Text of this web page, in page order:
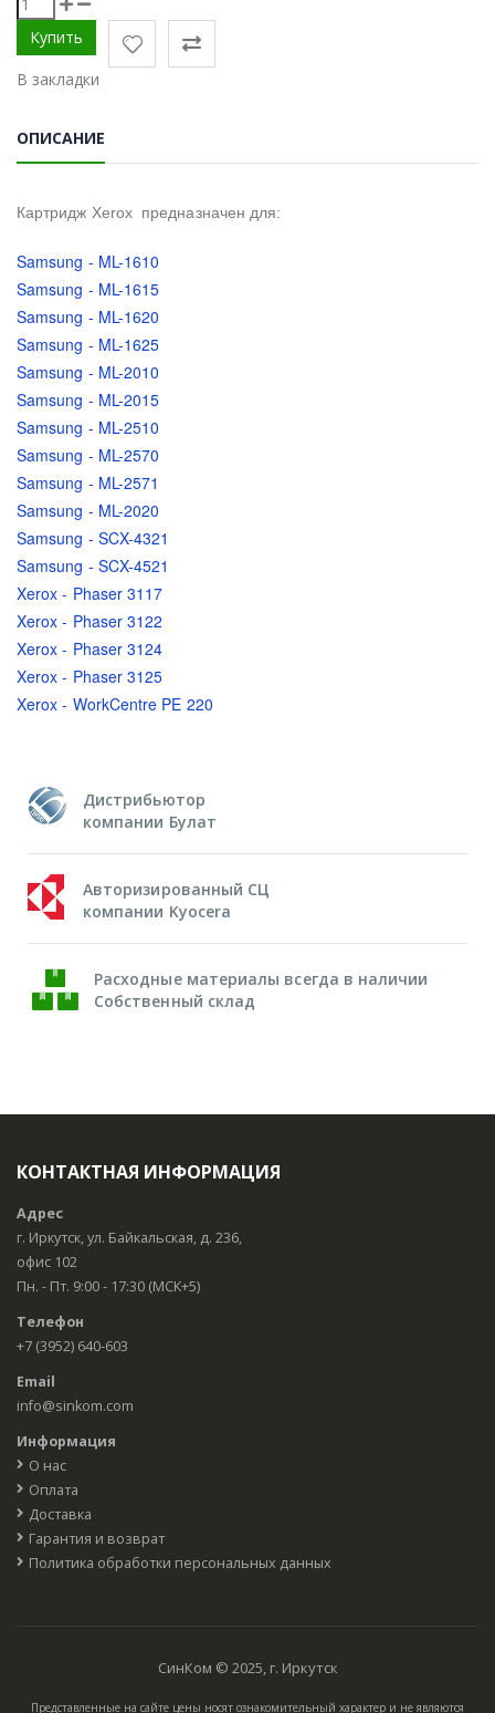
В закладки
ОПИСАНИЕ
Картридж Xerox предназначен для:
Samsung - ML-1610
Samsung - ML-1615
Samsung - ML-1620
Samsung - ML-1625
Samsung - ML-2010
Samsung - ML-2015
Samsung - ML-2510
Samsung - ML-2570
Samsung - ML-2571
Samsung - ML-2020
Samsung - SCX-4321
Samsung - SCX-4521
Xerox - Phaser 3117
Xerox - Phaser 3122
Xerox - Phaser 3124
Xerox - Phaser 3125
Xerox - WorkCentre PE 220
Дистрибьютор
компании Булат
Авторизированный СЦ
компании Kyocera
Расходные материалы всегда в наличии
Собственный склад
КОНТАКТНАЯ ИНФОРМАЦИЯ
Адрес
г. Иркутск, ул. Байкальская, д. 236,
офис 102
Пн. - Пт. 9:00 - 17:30 (МСК+5)
Телефон
+7 (3952) 640-603
Email
info@sinkom.com
Информация
О нас
Оплата
Доставка
Гарантия и возврат
Политика обработки персональных данных
СинКом © 2025, г. Иркутск
Представленные на сайте цены носят ознакомительный характер и не являются